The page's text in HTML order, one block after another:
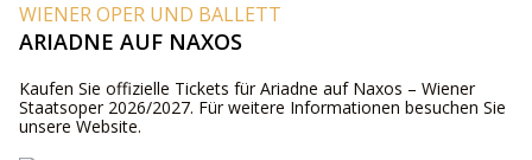
WIENER OPER UND BALLETT
ARIADNE AUF NAXOS
Kaufen Sie offizielle Tickets für Ariadne auf Naxos – Wiener
Staatsoper 2026/2027. Für weitere Informationen besuchen Sie
unsere Website.